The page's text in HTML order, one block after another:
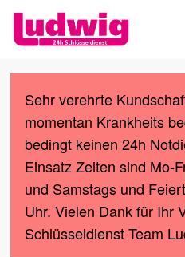
Skip
content
Sehr verehrte
momentan Krankheits
bedingt keinen 24h
Einsatz Zeiten sind Mo-
und Samstags und
Uhr. Vielen Dank für Ihr
Schlüsseldienst Team